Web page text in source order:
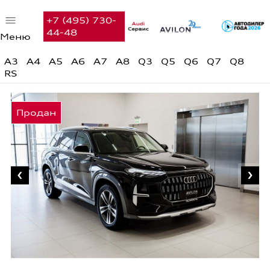
Меню
+7 (495) 730-
44-48
A3 A4 A5 A6 A7 A8 Q3 Q5 Q6 Q7
Q8
RS
Предложения недели
Финансовые услуги
Сервис
Вакансии
Контакты